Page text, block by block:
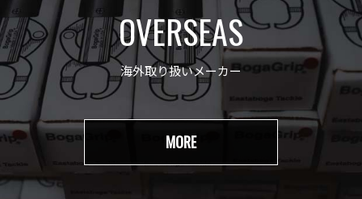
OVERSEAS
海外取り扱いメーカー
MORE